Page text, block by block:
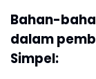
Bahan-
dalam
Simpel: